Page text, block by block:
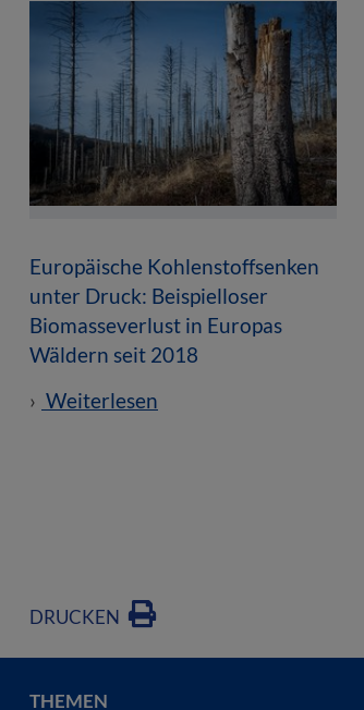
Europäische Kohlenstoffsenken
unter Druck: Beispielloser
Biomasseverlust in Europas
Wäldern seit 2018
Weiterlesen
DRUCKEN
THEMEN